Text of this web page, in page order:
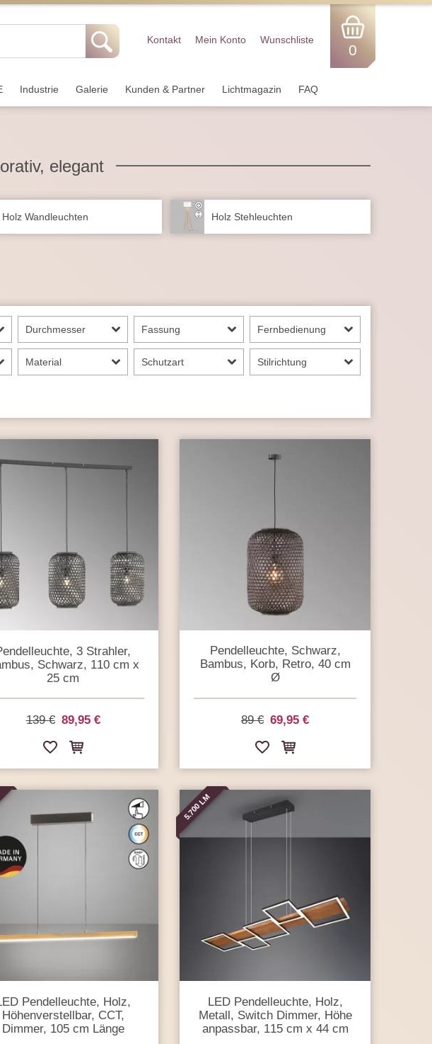
Kontakt Mein Konto Wunschliste
0
Industrie Galerie Kunden & Partner Lichtmagazin FAQ
elegant
Holz Wandleuchten Holz Stehleuchten
Durchmesser Fassung Fernbedienung
Material Schutzart Stilrichtung
3 Strahler,
Schwarz, 110 cm x
25 cm
139 € 89,95 €
Pendelleuchte, Schwarz,
Bambus, Korb, Retro, 40 cm
Ø
89 € 69,95 €
Pendelleuchte, Holz,
Höhenverstellbar, CCT,
Dimmer, 105 cm Länge
5.700 LM
LED Pendelleuchte, Holz,
Metall, Switch Dimmer, Höhe
anpassbar, 115 cm x 44 cm